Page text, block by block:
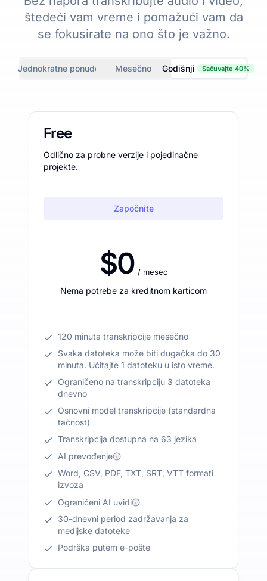
štedeći vam vreme i pomažući vam da
se fokusirate na ono što je važno.
Jednokratne ponude Mesečno Godišnji Sačuvajte 40%
Free
Odlično za probne verzije i pojedinačne
projekte.
Započnite
$0 / mesec
Nema potrebe za kreditnom karticom
120 minuta transkripcije mesečno
Svaka datoteka može biti dugačka do 30
minuta. Učitajte 1 datoteku u isto vreme.
Ograničeno na transkripciju 3 datoteka
dnevno
Osnovni model transkripcije (standardna
tačnost)
Transkripcija dostupna na 63 jezika
AI prevođenje
Word, CSV, PDF, TXT, SRT, VTT formati
izvoza
Ograničeni AI uvidi
30-dnevni period zadržavanja za
medijske datoteke
Podrška putem e-pošte